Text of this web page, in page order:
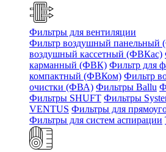
Фильтры для вентиляции
Фильтр воздушный
воздушный кассетный (ФВКас)
карманный (ФВК) Фильтр для
компактный (ФВКом) Фильтр
очистки (ФВА) Фильтры Ballu
Фильтры SHUFT Фильтры
VENTUS Фильтры для
Фильтры для систем аспирации